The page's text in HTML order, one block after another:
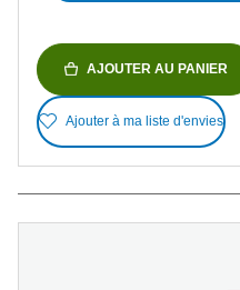
AJOUTER AU PANIER
Ajouter à ma liste d'envies